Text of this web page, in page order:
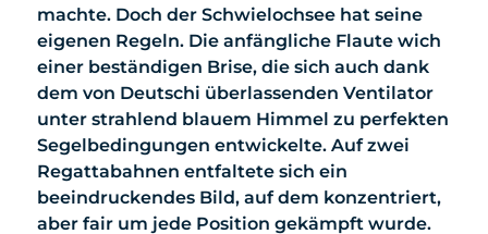
machte. Doch der Schwielochsee hat seine
eigenen Regeln. Die anfängliche Flaute wich
einer beständigen Brise, die sich auch dank
dem von Deutschi überlassenden Ventilator
unter strahlend blauem Himmel zu perfekten
Segelbedingungen entwickelte. Auf zwei
Regattabahnen entfaltete sich ein
beeindruckendes Bild, auf dem konzentriert,
aber fair um jede Position gekämpft wurde.